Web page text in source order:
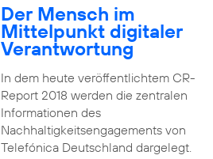
Der Mensch im
Mittelpunkt digitaler
Verantwortung
In dem heute veröffentlichtem CR-
Report 2018 werden die zentralen
Informationen des
Nachhaltigkeitsengagements von
Telefónica Deutschland dargelegt.